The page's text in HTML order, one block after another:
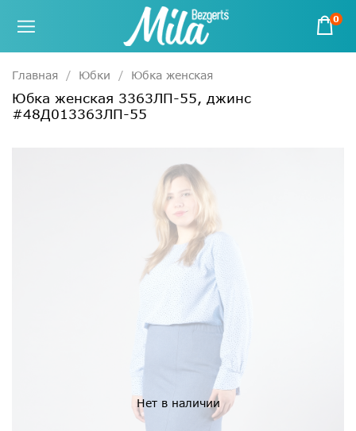
0
Главная Юбки Юбка женская
Юбка женская 3363ЛП-55, джинс
#48Д013363ЛП-55
Нет в наличии